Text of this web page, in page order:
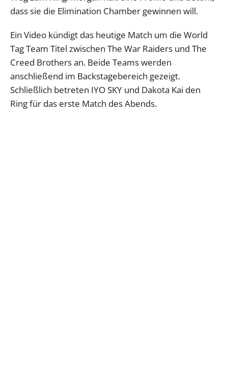
dass sie die Elimination Chamber gewinnen will.
Ein Video kündigt das heutige Match um die World
Tag Team Titel zwischen The War Raiders und The
Creed Brothers an. Beide Teams werden
anschließend im Backstagebereich gezeigt.
Schließlich betreten IYO SKY und Dakota Kai den
Ring für das erste Match des Abends.